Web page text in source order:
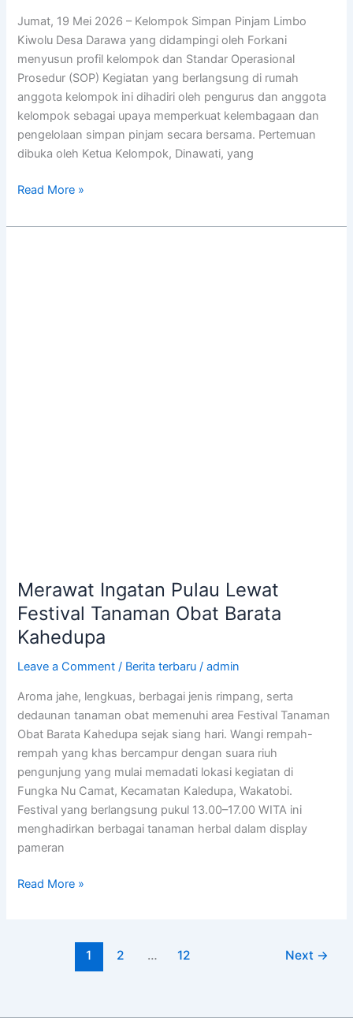
Jumat, 19 Mei 2026 – Kelompok Simpan Pinjam Limbo
Kiwolu Desa Darawa yang didampingi oleh Forkani
menyusun profil kelompok dan Standar Operasional
Prosedur (SOP) Kegiatan yang berlangsung di rumah
anggota kelompok ini dihadiri oleh pengurus dan anggota
kelompok sebagai upaya memperkuat kelembagaan dan
pengelolaan simpan pinjam secara bersama. Pertemuan
dibuka oleh Ketua Kelompok, Dinawati, yang
Simpan
Pinjam
Limbo
Kiwolu
Desa
Darawa
Read More »
Merawat Ingatan Pulau Lewat
Festival Tanaman Obat Barata
Kahedupa
Leave a Comment / Berita terbaru /admin
Aroma jahe, lengkuas, berbagai jenis rimpang, serta
dedaunan tanaman obat memenuhi area Festival Tanaman
Obat Barata Kahedupa sejak siang hari. Wangi rempah-
rempah yang khas bercampur dengan suara riuh
pengunjung yang mulai memadati lokasi kegiatan di
Fungka Nu Camat, Kecamatan Kaledupa, Wakatobi.
Festival yang berlangsung pukul 13.00–17.00 WITA ini
menghadirkan berbagai tanaman herbal dalam display
pameran
Read More »
1 2 … 12 Next →